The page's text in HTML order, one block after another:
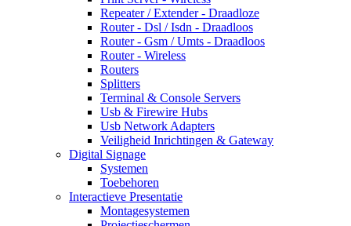
Repeater / Extender - Draadloze
Router - Dsl / Isdn - Draadloos
Router - Gsm / Umts - Draadloos
Router - Wireless
Routers
Splitters
Terminal & Console Servers
Usb & Firewire Hubs
Usb Network Adapters
Veiligheid Inrichtingen & Gateway
Digital Signage
Systemen
Toebehoren
Interactieve Presentatie
Montagesystemen